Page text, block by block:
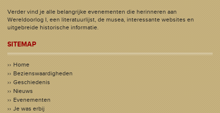
Verder vind je alle belangrijke evenementen die herinneren aan
Wereldoorlog I, een literatuurlijst, de musea, interessante websites en
uitgebreide historische informatie.
SITEMAP
Home
Bezienswaardigheden
Geschiedenis
Nieuws
Evenementen
Je was erbij